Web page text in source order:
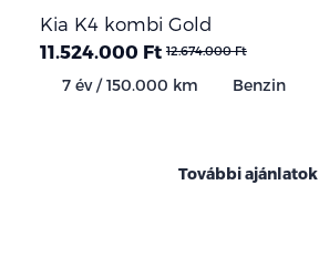
Kia K4 kombi Gold
11.524.000 Ft 12.674.000 Ft
7 év / 150.000 km Benzin
További ajánlatok